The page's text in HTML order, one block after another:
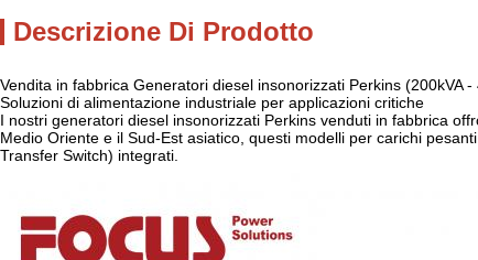
Descrizione Di Prodotto
Vendita in fabbrica Generatori diesel insonorizzati Perkins (200kVA -
Soluzioni di alimentazione industriale per applicazioni critiche
I nostri generatori diesel insonorizzati Perkins venduti in fabbrica
Medio Oriente e il Sud-Est asiatico, questi modelli per carichi
Transfer Switch) integrati.